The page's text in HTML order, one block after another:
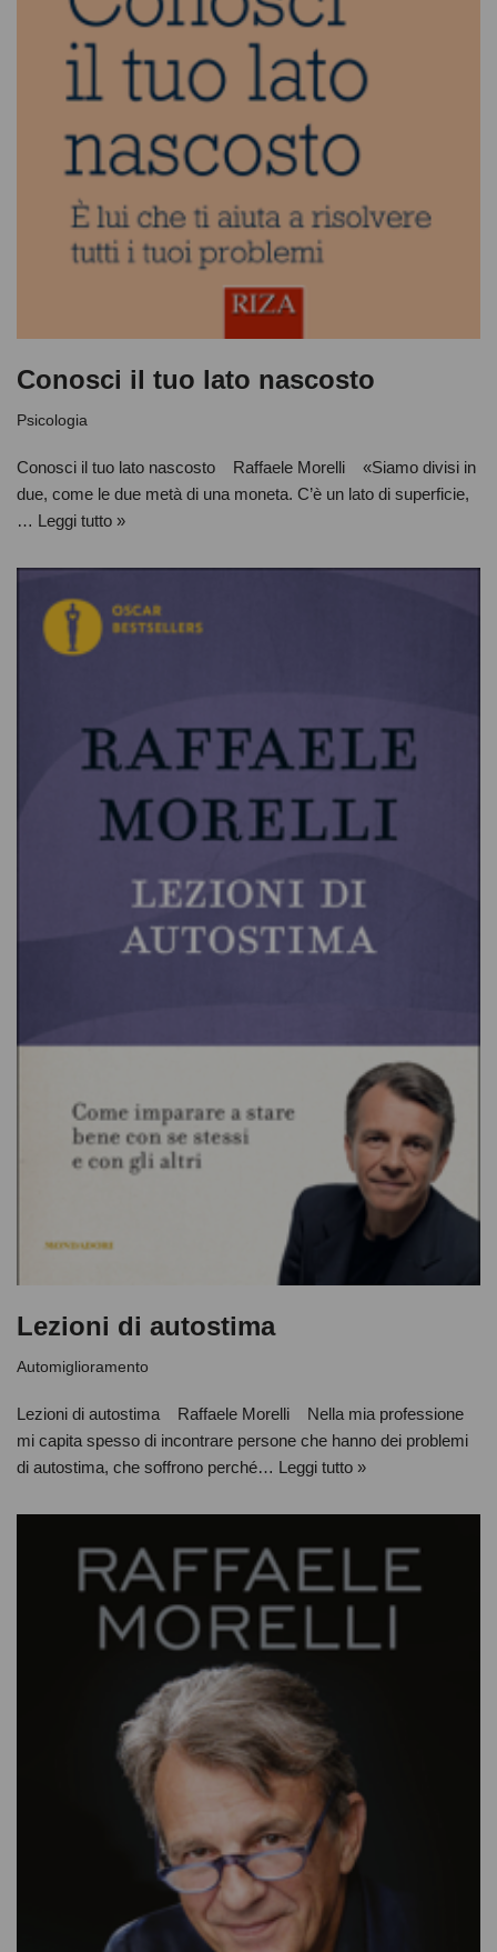
Conosci il tuo lato nascosto
Psicologia
Conosci il tuo lato nascosto Raffaele Morelli «Siamo divisi in
due, come le due metà di una moneta. C’è un lato di superficie,
… Leggi tutto »
Lezioni di autostima
Automiglioramento
Lezioni di autostima Raffaele Morelli Nella mia professione
mi capita spesso di incontrare persone che hanno dei problemi
di autostima, che soffrono perché… Leggi tutto »